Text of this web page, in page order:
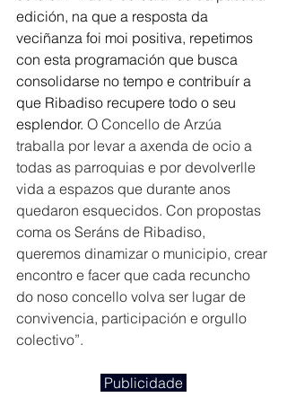
edición, na que a resposta da
veciñanza foi moi positiva, repetimos
con esta programación que busca
consolidarse no tempo e contribuír a
que Ribadiso recupere todo o seu
esplendor. O Concello de Arzúa
traballa por levar a axenda de ocio a
todas as parroquias e por devolverlle
vida a espazos que durante anos
quedaron esquecidos. Con propostas
coma os Seráns de Ribadiso,
queremos dinamizar o municipio, crear
encontro e facer que cada recuncho
do noso concello volva ser lugar de
convivencia, participación e orgullo
colectivo”.
Publicidade